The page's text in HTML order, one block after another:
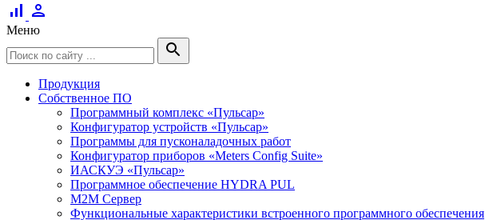
signal_cellular_alt person
Меню
search
Продукция
Собственное ПО
Программный комплекс «Пульсар»
Конфигуратор устройств «Пульсар»
Программы для пусконаладочных работ
Конфигуратор приборов «Meters Config Suite»
ИАСКУЭ «Пульсар»
Программное обеспечение HYDRA PUL
M2M Сервер
Функциональные характеристики встроенного программного обеспечения